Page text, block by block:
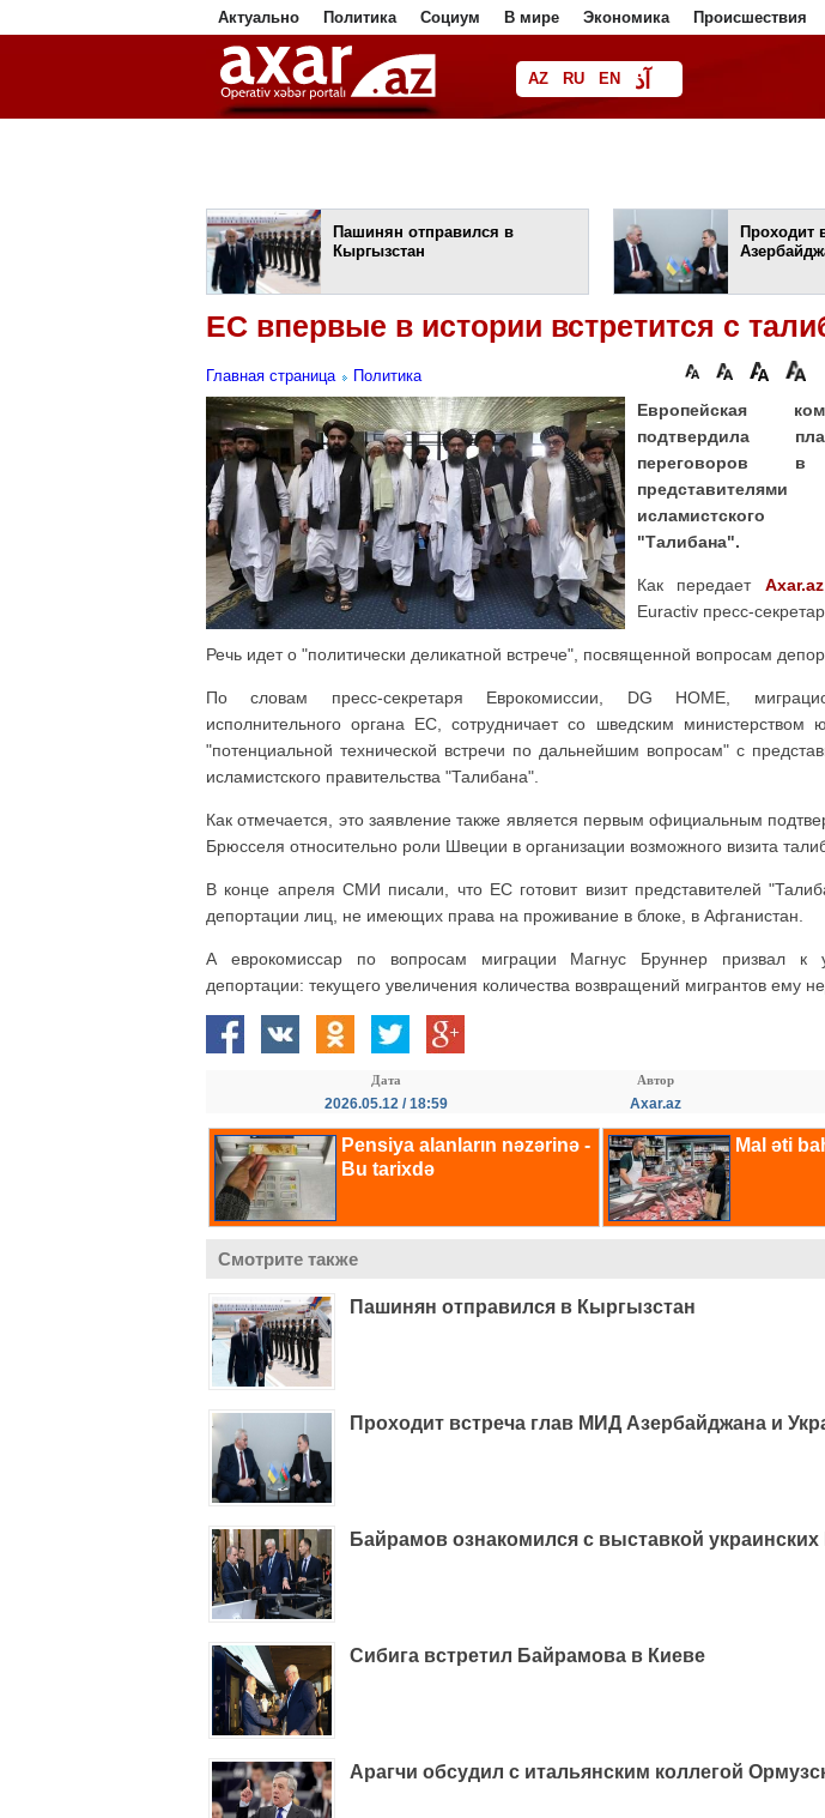
Актуально Политика Социум В мире Экономика Происшествия
AZ RU EN آذ
فا
Пашинян отправился в
Кыргызстан
Проходит
ЕС впервые в истории встретится с
Главная страница Политика
Европейская
подтвердила
переговоров
исламистского
"Талибана".
Как передает Axar.az
Euractiv пресс-
Речь идет о "политически деликатной встрече", посвященной вопросам
По словам пресс-секретаря Еврокомиссии, DG HOME,
исполнительного органа ЕС, сотрудничает со шведским министерством
"потенциальной технической встречи по дальнейшим вопросам" с
исламистского правительства "Талибана".
Как отмечается, это заявление также является первым официальным
Брюсселя относительно роли Швеции в организации возможного визита
В конце апреля СМИ писали, что ЕС готовит визит представителей
депортации лиц, не имеющих права на проживание в блоке, в Афганистан.
А еврокомиссар по вопросам миграции Магнус Бруннер призвал к
депортации: текущего увеличения количества возвращений мигрантов ему
Дата
2026.05.12 / 18:59
Автор
Axar.az
Смотрите также
Пашинян отправился в Кыргызстан
Проходит встреча глав МИД Азербайджана и
Байрамов ознакомился с выставкой
Сибига встретил Байрамова в Киеве
Арагчи обсудил с итальянским коллегой